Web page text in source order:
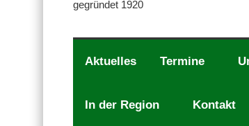
gegründet 1920
Aktuelles Termine
In der Region Kontakt